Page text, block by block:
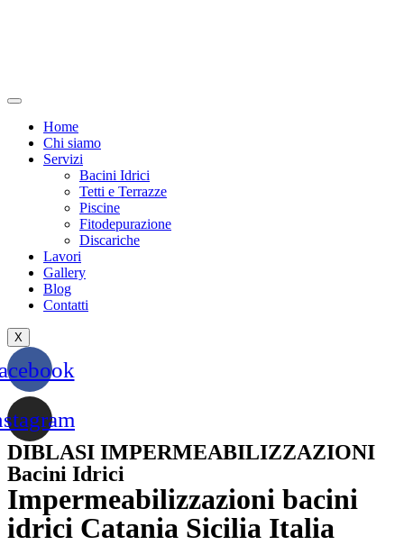
Home
Chi siamo
Servizi
Bacini Idrici
Tetti e Terrazze
Piscine
Fitodepurazione
Discariche
Lavori
Gallery
Blog
Contatti
X
DIBLASI IMPERMEABILIZZAZIONI
Bacini Idrici
Impermeabilizzazioni bacini
idrici Catania Sicilia Italia